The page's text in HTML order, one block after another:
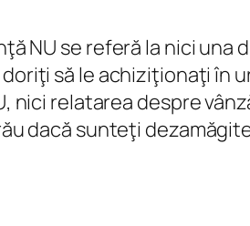
NU se referă la nici una
să le achiziţionaţi în
nici relatarea despre
dacă sunteţi